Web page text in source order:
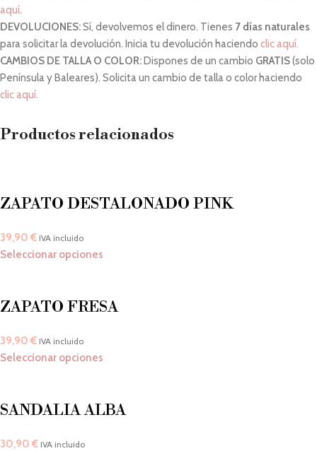
aquí.
DEVOLUCIONES:Sí, devolvemos el dinero. Tienes 7 días naturales
para solicitar la devolución. Inicia tu devolución haciendo clic aquí.
CAMBIOS DE TALLA O COLOR:Dispones de un cambio GRATIS(solo
Península y Baleares). Solicita un cambio de talla o color haciendo
clic aquí.
Productos relacionados
ZAPATO DESTALONADO PINK
39,90 € IVA incluido
Seleccionar opciones
ZAPATO FRESA
39,90 € IVA incluido
Seleccionar opciones
SANDALIA ALBA
30,90 € IVA incluido